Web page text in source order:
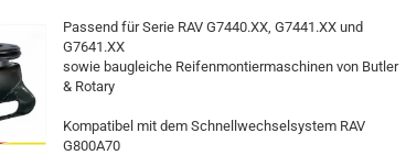
Pas­send für Serie RAV G7440.XX, G7441.XX und
G7641.XX
sowie bau­glei­che Rei­fen­mon­tier­ma­schi­nen von But­ler
& Ro­ta­ry
Kom­pa­ti­bel mit dem Schnell­wech­sel­sys­tem RAV
G800A70